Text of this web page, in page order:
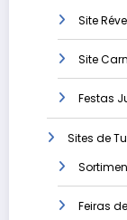
Site
Site
Festas
Sites de
Feiras